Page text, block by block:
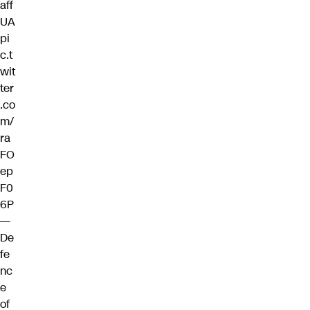
aff
UA
pi
c.t
wit
ter
.co
m/
ra
FO
ep
F0
6P
—
De
fe
nc
e
of